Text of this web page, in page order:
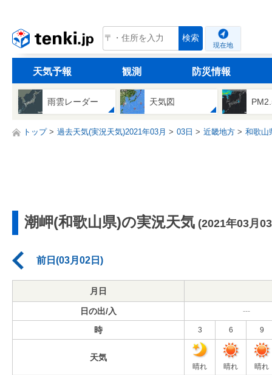
tenki.jp 検索
現在地
天気予報 観測 防災情報
雨雲レーダー 天気図
トップ 過去天気(実況天気)2021年03月 03日 近畿地方 和歌山
潮岬(和歌山県)の実況天気 (2021年03月
前日(03月02日)
月日
日の出/入 ---
時 3 6 9
天気
晴れ 晴れ 晴れ